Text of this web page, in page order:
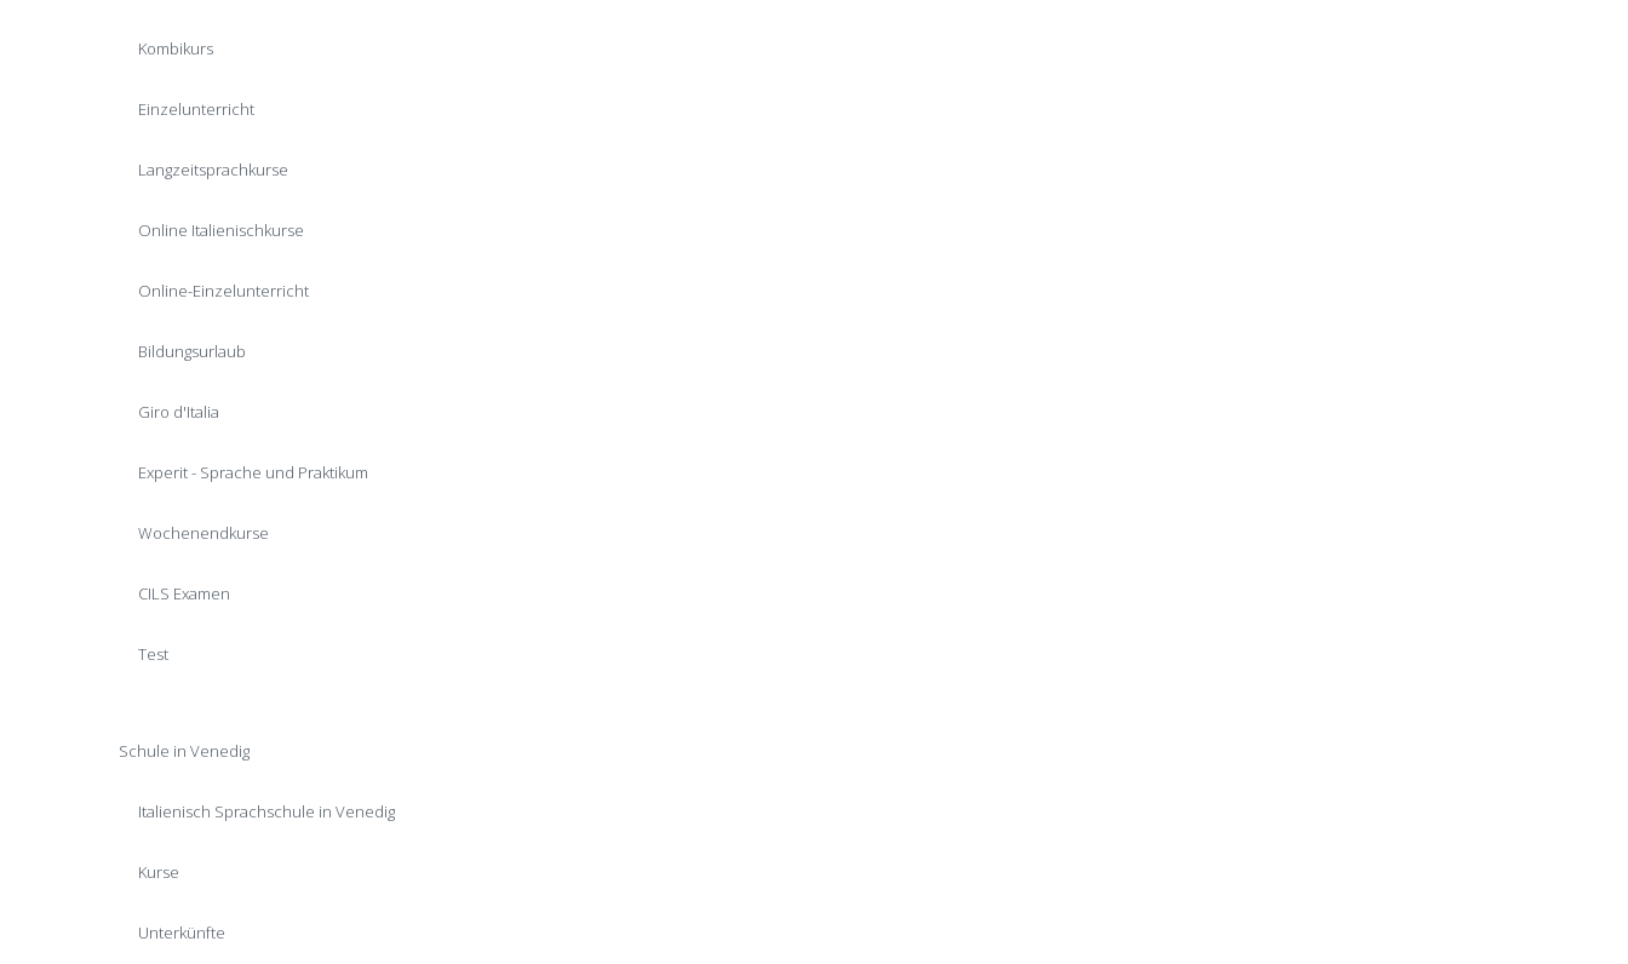
Kombikurs
Einzelunterricht
Langzeitsprachkurse
Online Italienischkurse
Online-Einzelunterricht
Bildungsurlaub
Giro d'Italia
Experit - Sprache und Praktikum
Wochenendkurse
CILS Examen
Test
Schule in Venedig
Italienisch Sprachschule in Venedig
Kurse
Unterkünfte